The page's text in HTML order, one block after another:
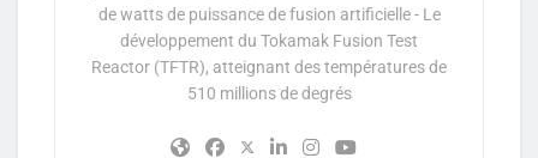
de watts de puissance de fusion artificielle - Le
développement du Tokamak Fusion Test
Reactor (TFTR), atteignant des températures de
510 millions de degrés